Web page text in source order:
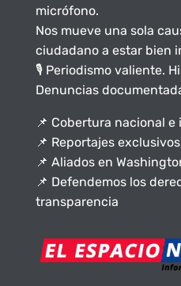
micrófono.
Nos mueve una sola
ciudadano a estar bien
🎙️ Periodismo valiente.
Denuncias
📌 Cobertura nacional
📌 Reportajes
📌 Aliados en
📌 Defendemos los
transparencia